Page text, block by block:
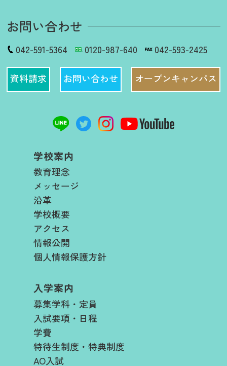
お問い合わせ
042-591-5364 0120-987-640 042-593-2425
資料請求 お問い合わせ オープンキャンパス
学校案内
教育理念
メッセージ
沿革
学校概要
アクセス
情報公開
個人情報保護方針
入学案内
募集学科・定員
入試要項・日程​
学費​
特待生制度・特典制度
AO入試